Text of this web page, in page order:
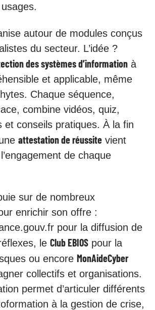
autour de modules conçus
du secteur. L’idée ?
des systèmes d’information à
et applicable, même
Chaque séquence,
combine vidéos, quiz,
et conseils pratiques. À la fin
attestation de réussite vient
de chaque
sur de nombreux
enrichir son offre :
pour la diffusion de
le Club EBIOS pour la
ou encore MonAideCyber
collectifs et organisations.
permet d’articuler différents
à la gestion de crise,